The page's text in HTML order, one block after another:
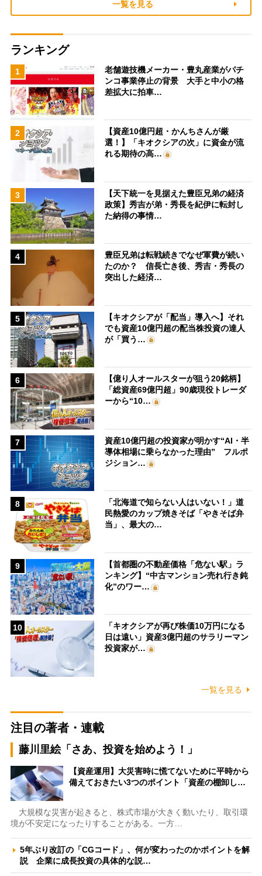
一覧を見る
ランキング
1
老舗遊技機メーカー・豊丸産業がパチ
ンコ事業停止の背景 大手と中小の格
差拡大に拍車…
2
【資産10億円超・かんちさんが厳
選！】「キオクシアの次」に資金が流
れる期待の高…
3
【天下統一を見据えた豊臣兄弟の経済
政策】秀吉が弟・秀長を紀伊に転封し
た納得の事情…
4
豊臣兄弟は転戦続きでなぜ軍費が続い
たのか？ 信長亡き後、秀吉・秀長の
突出した経済…
5
【キオクシアが「配当」導入へ】それ
でも資産10億円超の配当株投資の達人
が「買う…
6
【億り人オールスターが狙う20銘柄】
「総資産69億円超」90歳現役トレーダ
ーから“10…
7
資産10億円超の投資家が明かす“AI・半
導体相場に乗らなかった理由” フルポ
ジション…
8
「北海道で知らない人はいない！」道
民熱愛のカップ焼きそば「やきそば弁
当」、最大の…
9
【首都圏の不動産価格「危ない駅」ラ
ンキング】“中古マンション売れ行き鈍
化”のワー…
10
「キオクシアが再び株価10万円になる
日は遠い」資産3億円超のサラリーマン
投資家が…
一覧を見る
注目の著者・連載
藤川里絵「さあ、投資を始めよう！」
【資産運用】大災害時に慌てないために平時から
備えておきたい3つのポイント「資産の棚卸し…
大規模な災害が起きると、株式市場が大きく動いたり、取引環
境が不安定になったりすることがある。一方…
5年ぶり改訂の「CGコード」、何が変わったのかポイントを解
説 企業に成長投資の具体的な説…